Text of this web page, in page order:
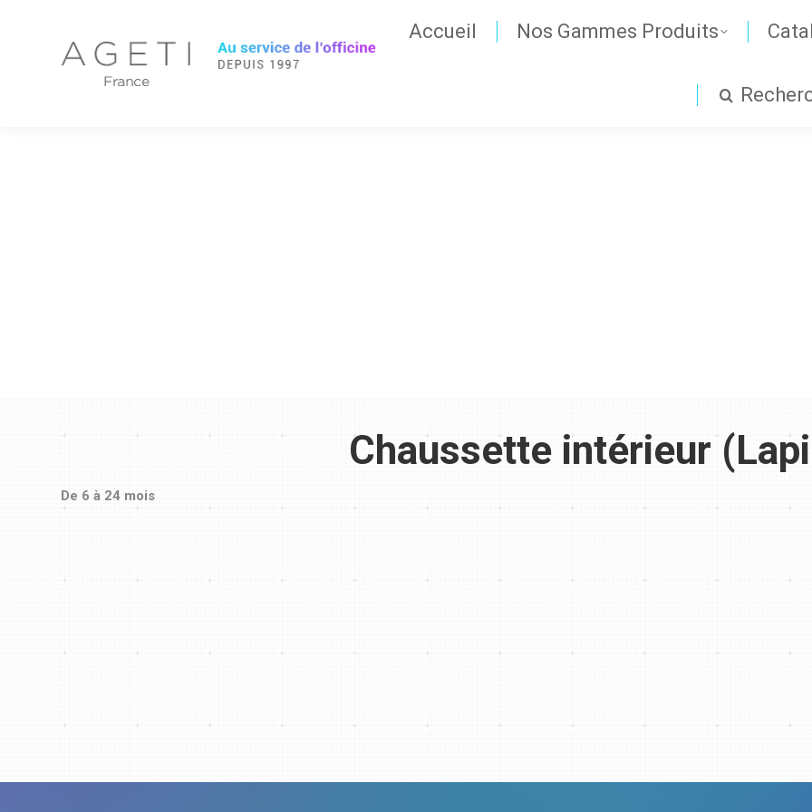
Accueil Nos Gammes Produits
Chaussette intérieur
De 6 à 24 mois